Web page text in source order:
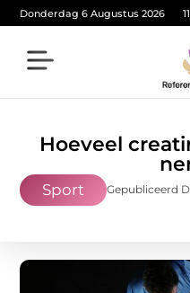
Donderdag 6 Augustus 2026
Hoeveel
Sport Gepubliceerd